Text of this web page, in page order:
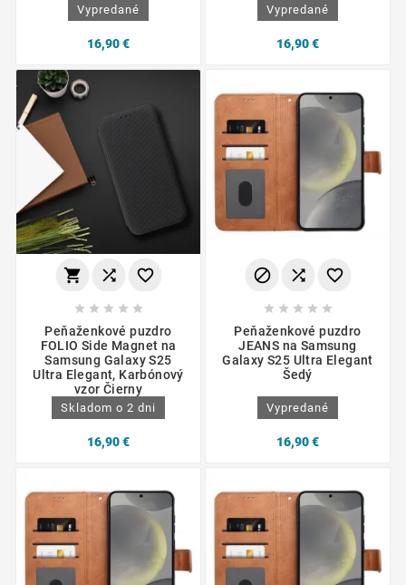
Vypredané
16,90 €
Vypredané
16,90 €
  
    
Peňaženkové puzdro
FOLIO Side Magnet na
Samsung Galaxy S25
Ultra Elegant, Karbónový
vzor Čierny
Skladom o 2 dni
16,90 €
  
    
Peňaženkové puzdro
JEANS na Samsung
Galaxy S25 Ultra Elegant
Šedý
Vypredané
16,90 €